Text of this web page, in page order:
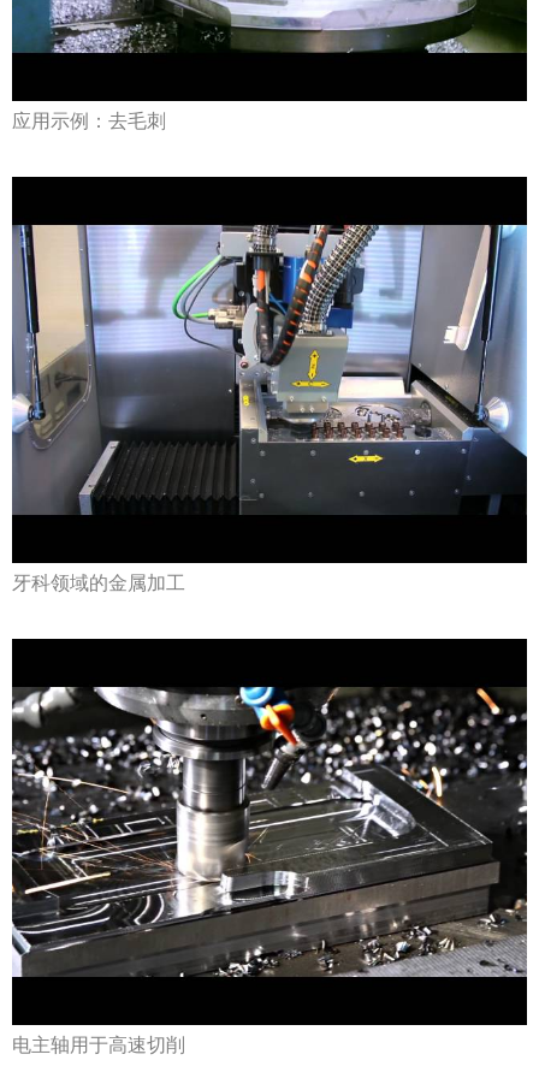
应用示例：去毛刺
牙科领域的金属加工
电主轴用于高速切削